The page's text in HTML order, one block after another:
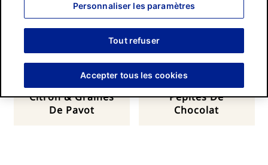
Barres Muffin
Citron & Graines
De Pavot
Pépites De
Chocolat
Personnaliser les paramètres
Tout refuser
Accepter tous les cookies